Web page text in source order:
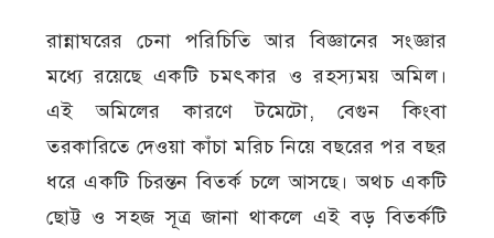
রান্নাঘরের চেনা পরিচিতি আর বিজ্ঞানের সংজ্ঞার
মধ্যে রয়েছে একটি চমৎকার ও রহস্যময় অমিল।
এই অমিলের কারণে টমেটো, বেগুন কিংবা
তরকারিতে দেওয়া কাঁচা মরিচ নিয়ে বছরের পর বছর
ধরে একটি চিরন্তন বিতর্ক চলে আসছে। অথচ একটি
ছোট্ট ও সহজ সূত্র জানা থাকলে এই বড় বিতর্কটি